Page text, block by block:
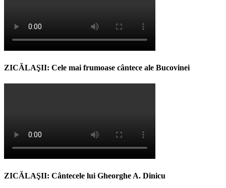
ZICĂLAŞII: Cele mai frumoase cântece ale Bucovinei
ZICĂLAŞII: Cântecele lui Gheorghe A. Dinicu